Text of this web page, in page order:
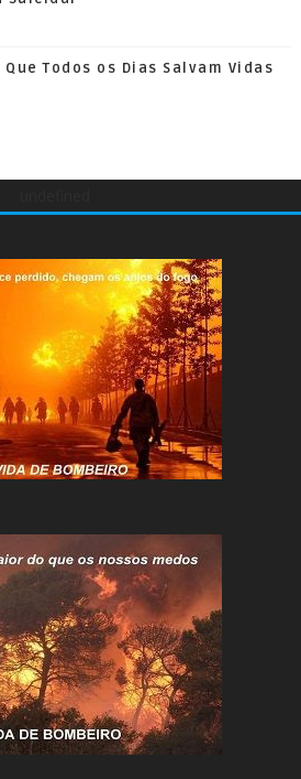
Que Todos os Dias Salvam Vidas